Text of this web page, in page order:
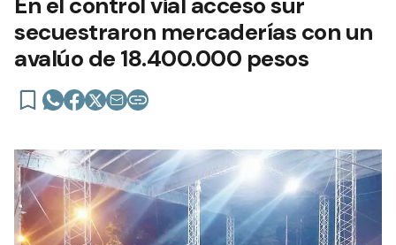
secuestraron mercaderías con un
avalúo de 18.400.000 pesos